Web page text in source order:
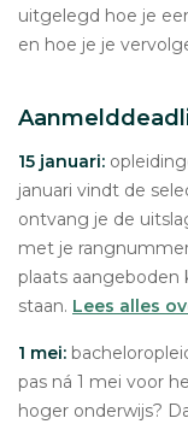
uitgelegd hoe je
en hoe je je
15 januari:
januari vindt de
ontvang je de
met je
plaats
staan. Lees alles
1 mei:
pas ná 1 mei voor
hoger onderwijs?